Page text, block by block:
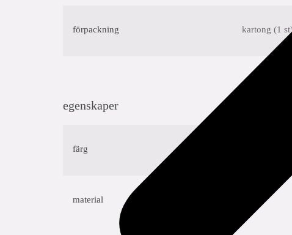
förpackning kartong (1
egenskaper
färg
material